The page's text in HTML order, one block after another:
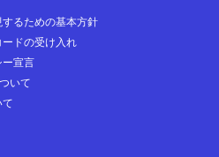
るための基本方針
ドの受け入れ
ー宣言
いて